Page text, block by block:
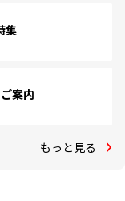
集
案内
もっと見る